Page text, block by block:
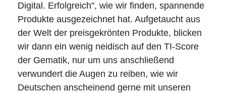
Digital. Erfolgreich", wie wir finden, spannende
Produkte ausgezeichnet hat. Aufgetaucht aus
der Welt der preisgekrönten Produkte, blicken
wir dann ein wenig neidisch auf den TI-Score
der Gematik, nur um uns anschließend
verwundert die Augen zu reiben, wie wir
Deutschen anscheinend gerne mit unseren